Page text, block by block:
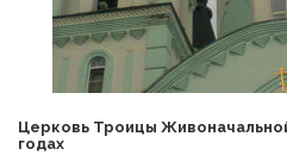
Церковь Троицы
годах